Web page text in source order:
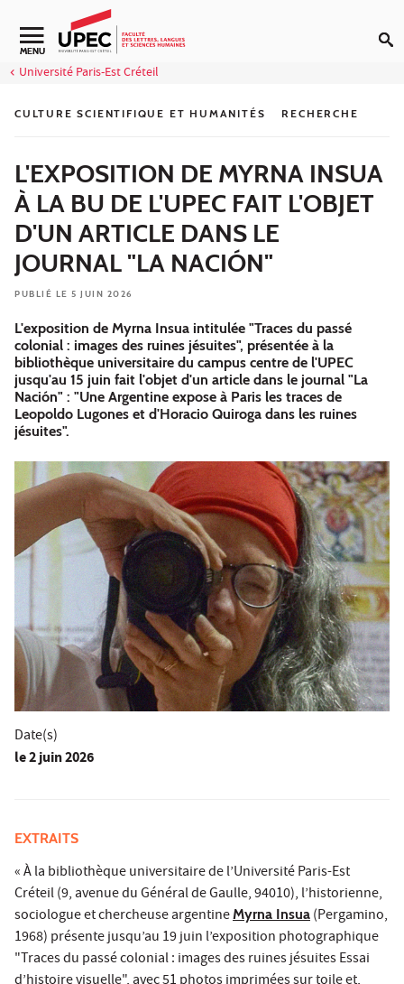
Aller au contenu
Navigation secondaire
MENU
Université Paris-Est Créteil
CULTURE SCIENTIFIQUE ET HUMANITÉS RECHERCHE
L'EXPOSITION DE MYRNA INSUA
À LA BU DE L'UPEC FAIT L'OBJET
D'UN ARTICLE DANS LE
JOURNAL "LA NACIÓN"
PUBLIÉ LE 5 JUIN 2026
L'exposition de Myrna Insua intitulée "Traces du passé
colonial : images des ruines jésuites", présentée à la
bibliothèque universitaire du campus centre de l'UPEC
jusqu'au 15 juin fait l'objet d'un article dans le journal "La
Nación" : "Une Argentine expose à Paris les traces de
Leopoldo Lugones et d'Horacio Quiroga dans les ruines
jésuites".
Date(s)
le2 juin 2026
EXTRAITS
« À la bibliothèque universitaire de l’Université Paris-Est
Créteil (9, avenue du Général de Gaulle, 94010), l’historienne,
sociologue et chercheuse argentineMyrna Insua (Pergamino,
1968) présente jusqu’au 19 juin l’exposition photographique
"Traces du passé colonial : images des ruines jésuites Essai